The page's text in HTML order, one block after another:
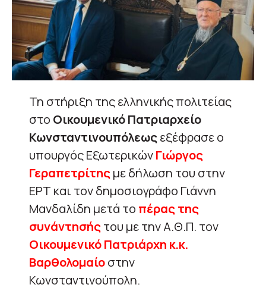
Τη στήριξη της ελληνικής πολιτείας
στο Οικουμενικό Πατριαρχείο
Κωνσταντινουπόλεωςεξέφρασε ο
υπουργός ΕξωτερικώνΓιώργος
Γεραπετρίτηςμε δήλωση του στην
ΕΡΤ και τον δημοσιογράφο Γιάννη
Μανδαλίδη μετά το πέρας της
συνάντησήςτου με την Α.Θ.Π. τον
Οικουμενικό Πατριάρχη κ.κ.
Βαρθολομαίοστην
Κωνσταντινούπολη.